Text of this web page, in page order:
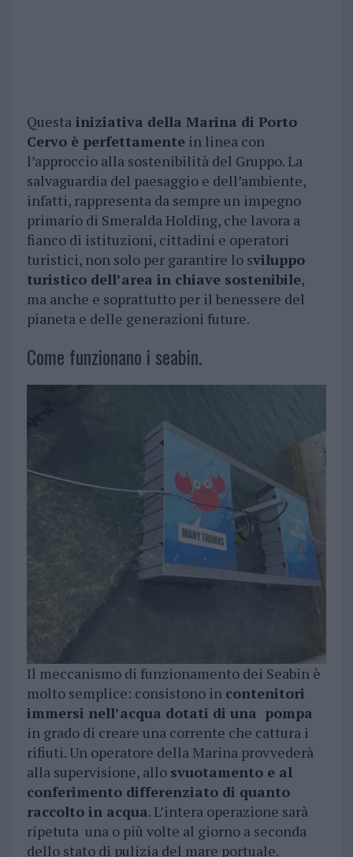
Questainiziativa della Marina di Porto
Cervo è perfettamentein linea con
l’approccio alla sostenibilità del Gruppo. La
salvaguardia del paesaggio e dell’ambiente,
infatti, rappresenta da sempre un impegno
primario di Smeralda Holding, che lavora a
fianco di istituzioni, cittadini e operatori
turistici, non solo per garantire lo sviluppo
turistico dell’area in chiave sostenibile,
ma anche e soprattutto per il benessere del
pianeta e delle generazioni future.
Come funzionano i seabin.
Il meccanismo di funzionamento dei Seabin è
molto semplice: consistono in contenitori
immersi nell’acqua dotati di una pompa
in grado di creare una corrente che cattura i
rifiuti. Un operatore della Marina provvederà
alla supervisione, allo svuotamento e al
conferimento differenziato di quanto
raccolto in acqua. L’intera operazione sarà
ripetuta una o più volte al giorno a seconda
dello stato di pulizia del mare portuale.